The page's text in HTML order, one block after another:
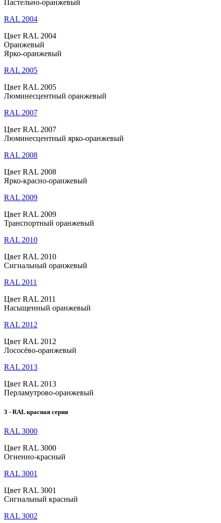
Пастельно-оранжевый
RAL 2004
Цвет RAL 2004
Оранжевый
Ярко-оранжевый
RAL 2005
Цвет RAL 2005
Люминесцентный оранжевый
RAL 2007
Цвет RAL 2007
Люминесцентный ярко-оранжевый
RAL 2008
Цвет RAL 2008
Ярко-красно-оранжевый
RAL 2009
Цвет RAL 2009
Транспортный оранжевый
RAL 2010
Цвет RAL 2010
Сигнальный оранжевый
RAL 2011
Цвет RAL 2011
Насыщенный оранжевый
RAL 2012
Цвет RAL 2012
Лососёво-оранжевый
RAL 2013
Цвет RAL 2013
Перламутрово-оранжевый
3 - RAL красная серия
RAL 3000
Цвет RAL 3000
Огненно-красный
RAL 3001
Цвет RAL 3001
Сигнальный красный
RAL 3002